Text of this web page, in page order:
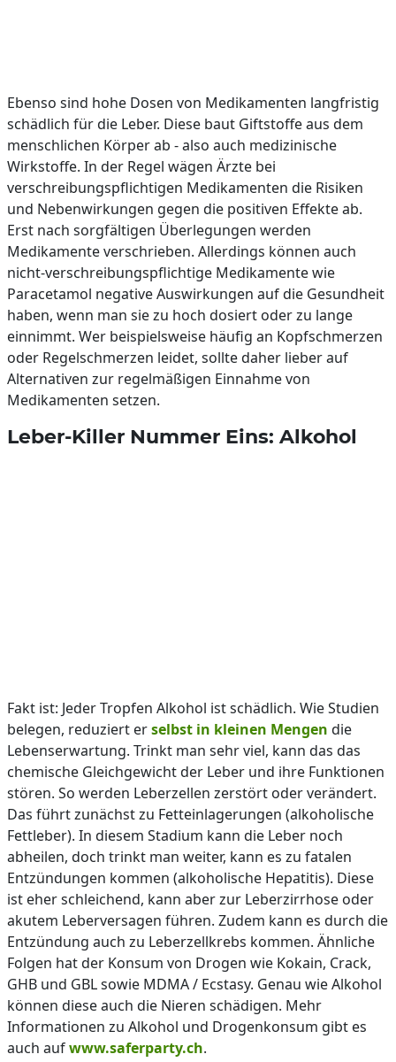
Ebenso sind hohe Dosen von Medikamenten langfristig
schädlich für die Leber. Diese baut Giftstoffe aus dem
menschlichen Körper ab - also auch medizinische
Wirkstoffe. In der Regel wägen Ärzte bei
verschreibungspflichtigen Medikamenten die Risiken
und Nebenwirkungen gegen die positiven Effekte ab.
Erst nach sorgfältigen Überlegungen werden
Medikamente verschrieben. Allerdings können auch
nicht-verschreibungspflichtige Medikamente wie
Paracetamol negative Auswirkungen auf die Gesundheit
haben, wenn man sie zu hoch dosiert oder zu lange
einnimmt. Wer beispielsweise häufig an Kopfschmerzen
oder Regelschmerzen leidet, sollte daher lieber auf
Alternativen zur regelmäßigen Einnahme von
Medikamenten setzen.
Leber-Killer Nummer Eins: Alkohol
Fakt ist: Jeder Tropfen Alkohol ist schädlich. Wie Studien
belegen, reduziert erselbst in kleinen Mengen die
Lebenserwartung. Trinkt man sehr viel, kann das das
chemische Gleichgewicht der Leber und ihre Funktionen
stören. So werden Leberzellen zerstört oder verändert.
Das führt zunächst zu Fetteinlagerungen (alkoholische
Fettleber). In diesem Stadium kann die Leber noch
abheilen, doch trinkt man weiter, kann es zu fatalen
Entzündungen kommen (alkoholische Hepatitis). Diese
ist eher schleichend, kann aber zur Leberzirrhose oder
akutem Leberversagen führen. Zudem kann es durch die
Entzündung auch zu Leberzellkrebs kommen. Ähnliche
Folgen hat der Konsum von Drogen wie Kokain, Crack,
GHB und GBL sowie MDMA / Ecstasy. Genau wie Alkohol
können diese auch die Nieren schädigen. Mehr
Informationen zu Alkohol und Drogenkonsum gibt es
auch aufwww.saferparty.ch.